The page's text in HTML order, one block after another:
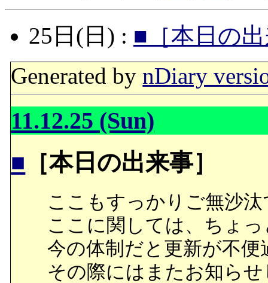
25日(日) : ■［本日の
Generated bynDiary
11.12.25 (Sun)
■ ［本日の出来事］
ここもすっかりご無沙
ここに関しては、ちょっ
今の体制だと更新が不便
その際にはまたお知ら